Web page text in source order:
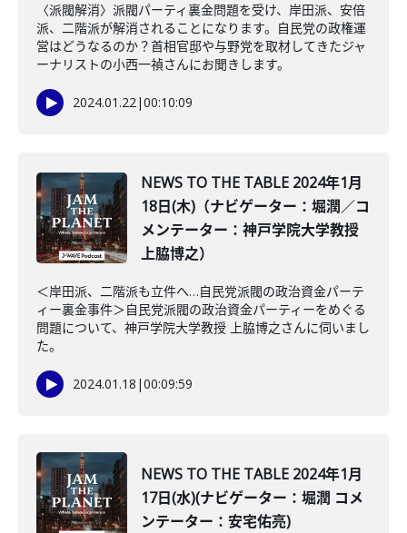
〈派閥解消〉派閥パーティ裏金問題を受け、岸田派、安倍
派、二階派が解消されることになります。自民党の政権運
営はどうなるのか？首相官邸や与野党を取材してきたジャ
ーナリストの小西一禎さんにお聞きします。
2024.01.22|00:10:09
NEWS TO THE TABLE 2024年1月
18日(木)（ナビゲーター：堀潤／コ
メンテーター：神戸学院大学教授
上脇博之）
＜岸田派、二階派も立件へ…自民党派閥の政治資金パーテ
ィー裏金事件＞自民党派閥の政治資金パーティーをめぐる
問題について、神戸学院大学教授 上脇博之さんに伺いまし
た。
2024.01.18 |00:09:59
NEWS TO THE TABLE 2024年1月
17日(水)(ナビゲーター：堀潤 コメ
ンテーター：安宅佑亮)